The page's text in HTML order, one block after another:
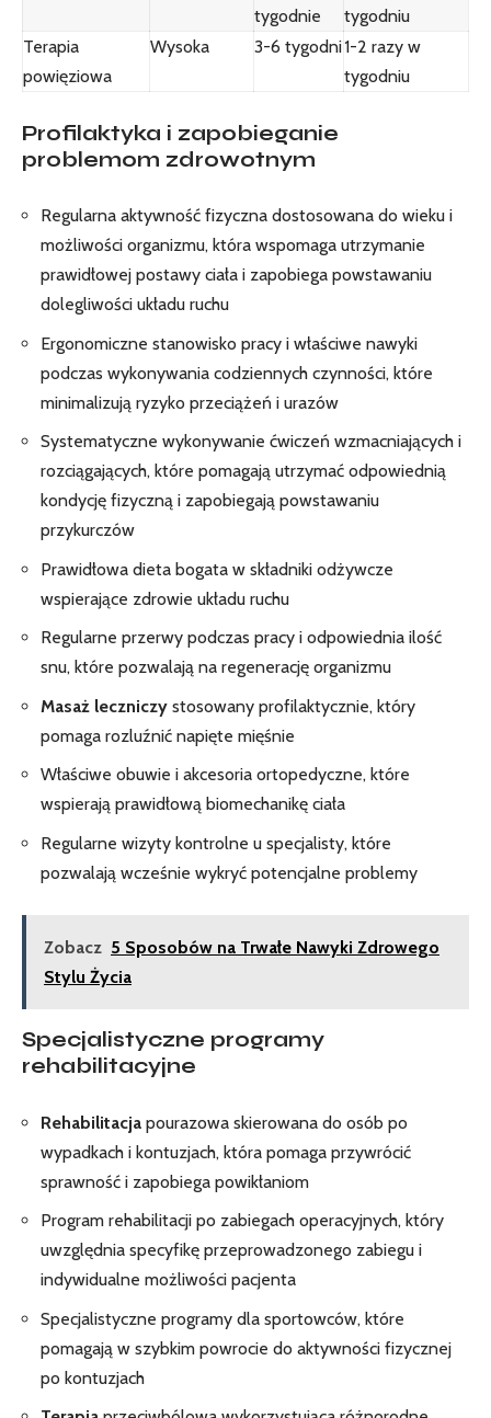
tygodnie
tygodniu
Terapia
powięziowa
Wysoka 3-6 tygodni1-2 razy w
tygodniu
Profilaktyka i zapobieganie
problemom zdrowotnym
Regularna aktywność fizyczna dostosowana do wieku i
możliwości organizmu, która wspomaga utrzymanie
prawidłowej postawy ciała i zapobiega powstawaniu
dolegliwości układu ruchu
Ergonomiczne stanowisko pracy i właściwe nawyki
podczas wykonywania codziennych czynności, które
minimalizują ryzyko przeciążeń i urazów
Systematyczne wykonywanie ćwiczeń wzmacniających i
rozciągających, które pomagają utrzymać odpowiednią
kondycję fizyczną i zapobiegają powstawaniu
przykurczów
Prawidłowa dieta bogata w składniki odżywcze
wspierające zdrowie układu ruchu
Regularne przerwy podczas pracy i odpowiednia ilość
snu, które pozwalają na regenerację organizmu
Masaż leczniczy stosowany profilaktycznie, który
pomaga rozluźnić napięte mięśnie
Właściwe obuwie i akcesoria ortopedyczne, które
wspierają prawidłową biomechanikę ciała
Regularne wizyty kontrolne u specjalisty, które
pozwalają wcześnie wykryć potencjalne problemy
Zobacz 5 Sposobów na Trwałe Nawyki Zdrowego
Stylu Życia
Specjalistyczne programy
rehabilitacyjne
Rehabilitacja pourazowa skierowana do osób po
wypadkach i kontuzjach, która pomaga przywrócić
sprawność i zapobiega powikłaniom
Program rehabilitacji po zabiegach operacyjnych, który
uwzględnia specyfikę przeprowadzonego zabiegu i
indywidualne możliwości pacjenta
Specjalistyczne programy dla sportowców, które
pomagają w szybkim powrocie do aktywności fizycznej
po kontuzjach